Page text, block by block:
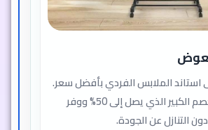
استاند الملابس الفردي بأفضل سعر.
استفد من الخصم الكبير الذي يصل إلى 50% ووفر
التنازل عن الجودة.